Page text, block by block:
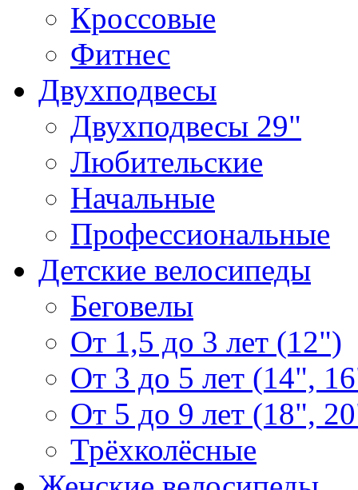
Кроссовые
Фитнес
Двухподвесы
Двухподвесы 29"
Любительские
Начальные
Профессиональные
Детские велосипеды
Беговелы
От 1,5 до 3 лет (12")
От 3 до 5 лет (14",
От 5 до 9 лет (18",
Трёхколёсные